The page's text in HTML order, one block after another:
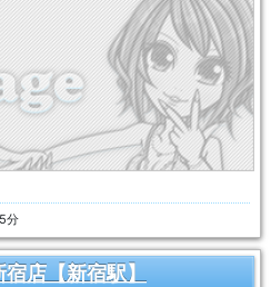
分
店【新宿駅】